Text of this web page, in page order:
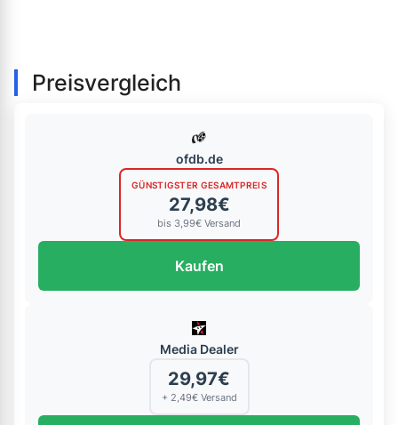
Preisvergleich
ofdb.de
GÜNSTIGSTER GESAMTPREIS
27,98€
bis 3,99€ Versand
Kaufen
Media Dealer
29,97€
+ 2,49€ Versand